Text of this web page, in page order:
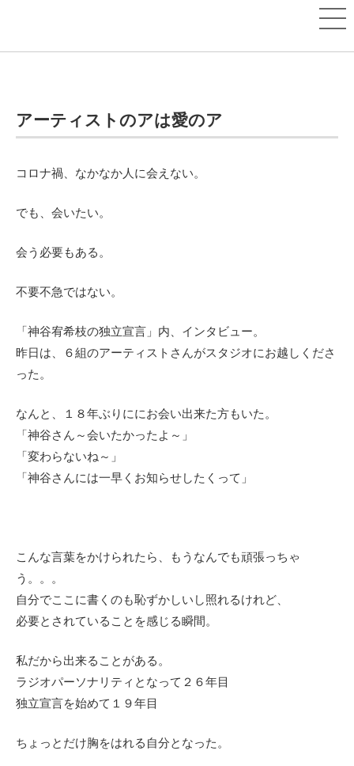
アーティストのアは愛のア
コロナ禍、なかなか人に会えない。
でも、会いたい。
会う必要もある。
不要不急ではない。
「神谷宥希枝の独立宣言」内、インタビュー。
昨日は、６組のアーティストさんがスタジオにお越しくださ
った。
なんと、１８年ぶりににお会い出来た方もいた。
「神谷さん～会いたかったよ～」
「変わらないね～」
「神谷さんには一早くお知らせしたくって」
こんな言葉をかけられたら、もうなんでも頑張っちゃ
う。。。
自分でここに書くのも恥ずかしいし照れるけれど、
必要とされていることを感じる瞬間。
私だから出来ることがある。
ラジオパーソナリティとなって２６年目
独立宣言を始めて１９年目
ちょっとだけ胸をはれる自分となった。